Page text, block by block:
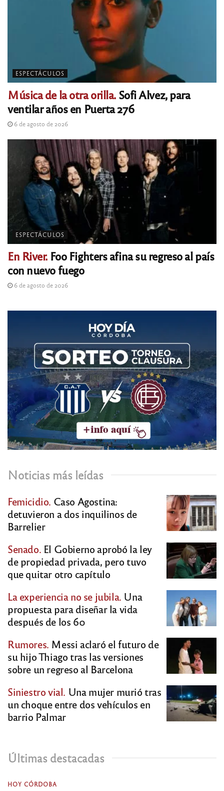
ESPECTÁCULOS
Música de la otra orilla. Sofi Alvez, para
ventilar años en Puerta 276
6 de agosto de 2026
ESPECTÁCULOS
En River. Foo Fighters afina su regreso al país
con nuevo fuego
6 de agosto de 2026
Noticias más leídas
Femicidio. Caso Agostina:
detuvieron a dos inquilinos de
Barrelier
Senado. El Gobierno aprobó la ley
de propiedad privada, pero tuvo
que quitar otro capítulo
La experiencia no se jubila. Una
propuesta para diseñar la vida
después de los 60
Rumores. Messi aclaró el futuro de
su hijo Thiago tras las versiones
sobre un regreso al Barcelona
Siniestro vial. Una mujer murió tras
un choque entre dos vehículos en
barrio Palmar
Últimas destacadas
HOY CÓRDOBA